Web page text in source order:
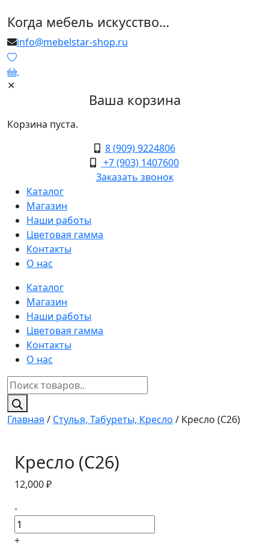
Когда мебель искусство…
info@mebelstar-shop.ru
✕
Ваша корзина
Корзина пуста.
8 (909) 9224806
+7 (903) 1407600
Заказать звонок
Каталог
Магазин
Наши работы
Цветовая гамма
Контакты
О нас
Каталог
Магазин
Наши работы
Цветовая гамма
Контакты
О нас
Поиск
товаров
Главная / Стулья, Табуреты, Кресло / Кресло (C26)
Кресло (C26)
12,000₽
-